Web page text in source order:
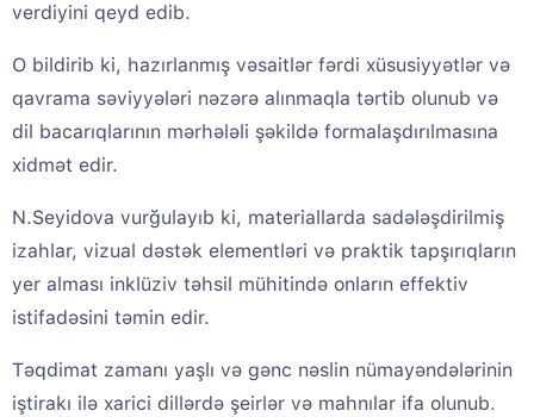
verdiyini qeyd edib.
O bildirib ki, hazırlanmış vəsaitlər fərdi xüsusiyyətlər və
qavrama səviyyələri nəzərə alınmaqla tərtib olunub və
dil bacarıqlarının mərhələli şəkildə formalaşdırılmasına
xidmət edir.
N.Seyidova vurğulayıb ki, materiallarda sadələşdirilmiş
izahlar, vizual dəstək elementləri və praktik tapşırıqların
yer alması inklüziv təhsil mühitində onların effektiv
istifadəsini təmin edir.
Təqdimat zamanı yaşlı və gənc nəslin nümayəndələrinin
iştirakı ilə xarici dillərdə şeirlər və mahnılar ifa olunub.